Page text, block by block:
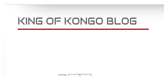
KING OF KONGO BLOG